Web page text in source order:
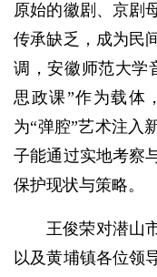
原始的徽剧、京剧
传承缺乏，成为民
调，安徽师范大学
思政课”作为载体
为“弹腔”艺术注入
子能通过实地考察
保护现状与策略。
王俊荣对潜山
以及黄埔镇各位领